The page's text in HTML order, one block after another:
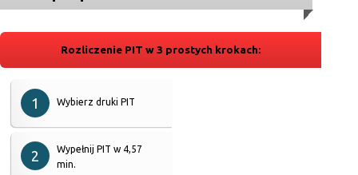
Rozliczenie PIT w 3 prostych krokach:
Wybierz druki PIT
Wypełnij PIT w 4,57
min.